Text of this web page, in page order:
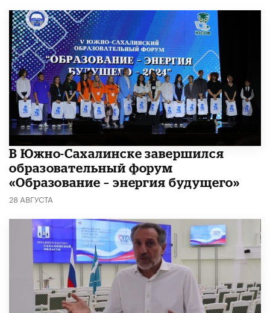
В Южно-Сахалинске завершился
образовательный форум
«Образование – энергия будущего»
28 АВГУСТА